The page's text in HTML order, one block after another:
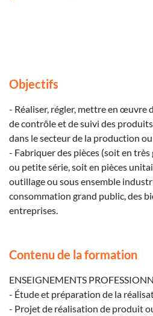
Objectifs
- Réaliser, régler, mettre en œuvre
de contrôle et de suivi des
dans le secteur de la production
- Fabriquer des pièces (soit en
ou petite série, soit en pièces
outillage ou sous ensemble
consommation grand public, des
entreprises.
Contenu de la formation
ENSEIGNEMENTS
- Étude et préparation de la
- Projet de réalisation de produit